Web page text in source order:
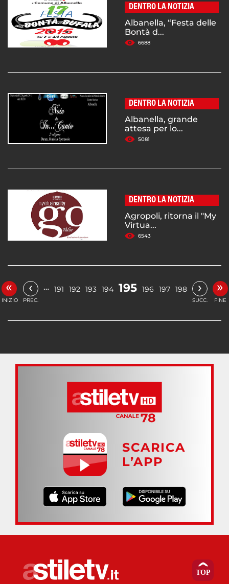
DENTRO LA NOTIZIA
Albanella, “Festa delle
Bontà d...
6688
DENTRO LA NOTIZIA
Albanella, grande
attesa per lo...
5081
DENTRO LA NOTIZIA
Agropoli, ritorna il "My
Virtua...
6543
«
INIZIO
‹
PREC.
… 191 192 193 194 195 196 197 198 ›
SUCC.
»
FINE
SCARICA
L’APP